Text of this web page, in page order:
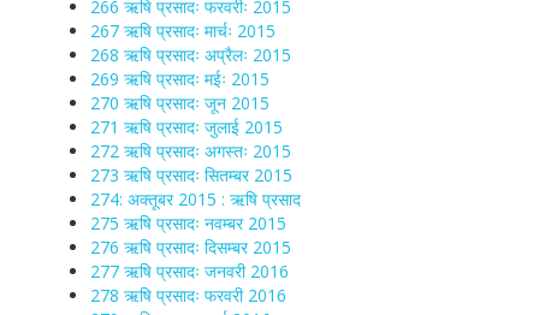
266 ऋषि प्रसादः फरवरीः 2015
267 ऋषि प्रसादः मार्चः 2015
268 ऋषि प्रसादः अप्रैलः 2015
269 ऋषि प्रसादः मईः 2015
270 ऋषि प्रसादः जून 2015
271 ऋषि प्रसादः जुलाई 2015
272 ऋषि प्रसादः अगस्तः 2015
273 ऋषि प्रसादः सितम्बर 2015
274: अक्तूबर 2015 : ऋषि प्रसाद
275 ऋषि प्रसादः नवम्बर 2015
276 ऋषि प्रसादः दिसम्बर 2015
277 ऋषि प्रसादः जनवरी 2016
278 ऋषि प्रसादः फरवरी 2016